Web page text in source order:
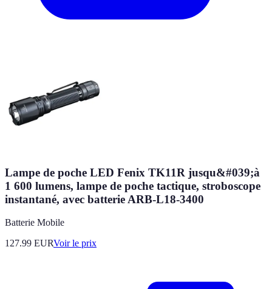
Lampe de poche LED Fenix TK11R jusqu&#039;à
1 600 lumens, lampe de poche tactique, stroboscope
instantané, avec batterie ARB-L18-3400
Batterie Mobile
127.99 EURVoir le prix